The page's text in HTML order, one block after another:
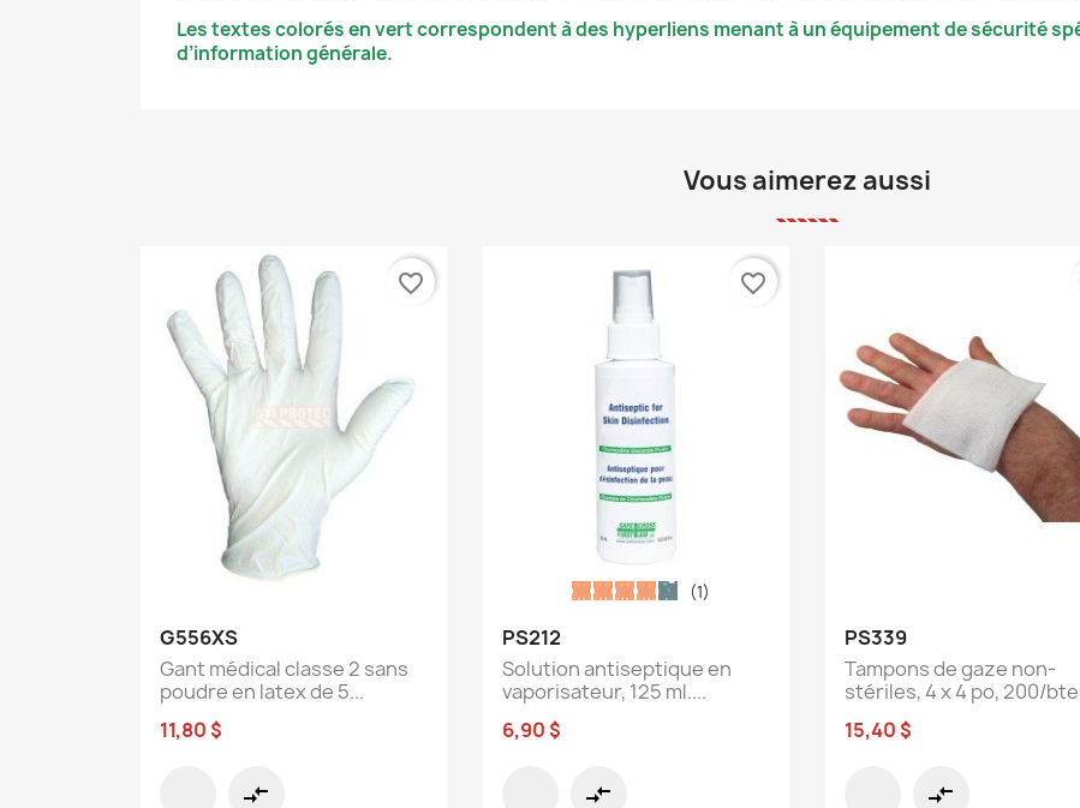
Les textes colorés en vert correspondent à des hyperliens menant à un équipement de sécurité
d’information générale.
Vous aimerez aussi

G556XS
Gant médical classe 2 sans
poudre en latex de 5...
11,80 $
compare_arrows
favorite_border

PS212
Solution antiseptique en
vaporisateur, 125 ml....
6,90 $
(1)
compare_arrows
favorite_border

PS339
Tampons de gaze non-
stériles, 4 x 4 po, 200/
15,40 $
compare_arrows